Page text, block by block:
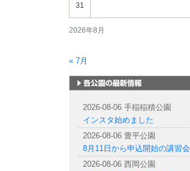
2026年8月
31
« 7月
2026-08-06 手稲稲積公園
インスタ始めました
2026-08-06 豊平公園
8月11日から申込開始の講習会
2026-08-06 西岡公園